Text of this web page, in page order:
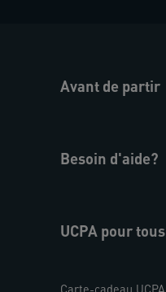
Avant de partir
Besoin d'aide?
UCPA pour tous
Carte-cadeau UCPA